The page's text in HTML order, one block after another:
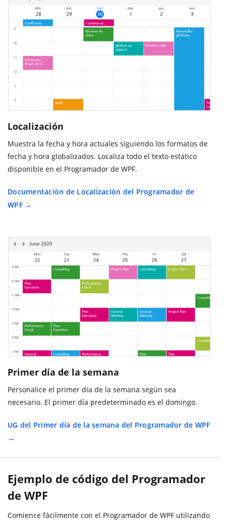
Localización
Muestra la fecha y hora actuales siguiendo los formatos de
fecha y hora globalizados. Localiza todo el texto estático
disponible en el Programador de WPF.
Documentación de Localización del Programador de
WPF
Primer día de la semana
Personalice el primer día de la semana según sea
necesario. El primer día predeterminado es el domingo.
UG del Primer día de la semana del Programador de WPF
Ejemplo de código del Programador
de WPF
Comience fácilmente con el Programador de WPF utilizando